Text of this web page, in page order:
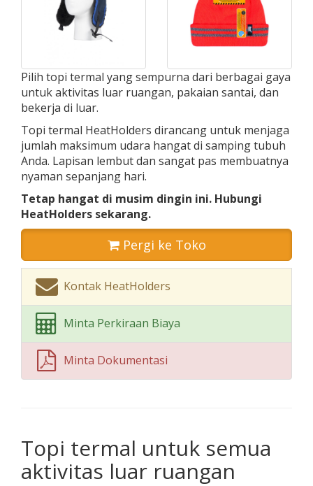
Pilih topi termal yang sempurna dari berbagai gaya
untuk aktivitas luar ruangan, pakaian santai, dan
bekerja di luar.
Topi termal HeatHolders dirancang untuk menjaga
jumlah maksimum udara hangat di samping tubuh
Anda. Lapisan lembut dan sangat pas membuatnya
nyaman sepanjang hari.
Tetap hangat di musim dingin ini. Hubungi
HeatHolders sekarang.
Pergi ke Toko
Kontak HeatHolders
Minta Perkiraan Biaya
Minta Dokumentasi
Topi termal untuk semua
aktivitas luar ruangan